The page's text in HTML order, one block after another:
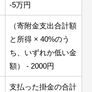
-5万円
（寄附金支出合計額
と所得 × 40%のう
ち、いずれか低い金
額） - 2000円
支払った掛金の合計